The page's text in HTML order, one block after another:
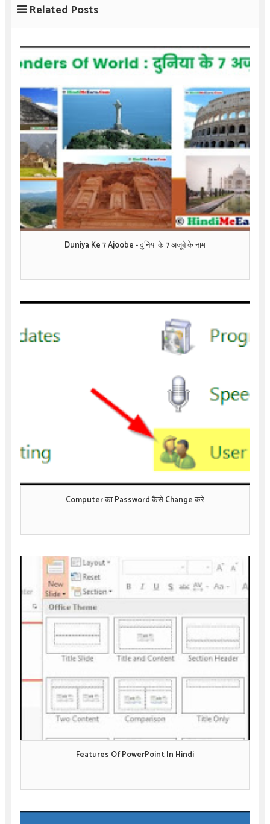
Related Posts
Duniya Ke 7 Ajoobe - दुनिया के 7 अजूबे के नाम
Computer का Password कैसे Change करे
Features Of PowerPoint In Hindi